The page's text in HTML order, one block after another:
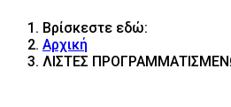
Βρίσκεστε εδώ:
Αρχική
ΛΙΣΤΕΣ